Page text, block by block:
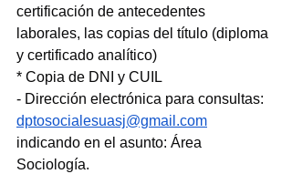
certificación de antecedentes
laborales, las copias del título (diploma
y certificado analítico)
* Copia de DNI y CUIL
- Dirección electrónica para consultas:
dptosocialesuasj@gmail.com
indicando en el asunto: Área
Sociología.